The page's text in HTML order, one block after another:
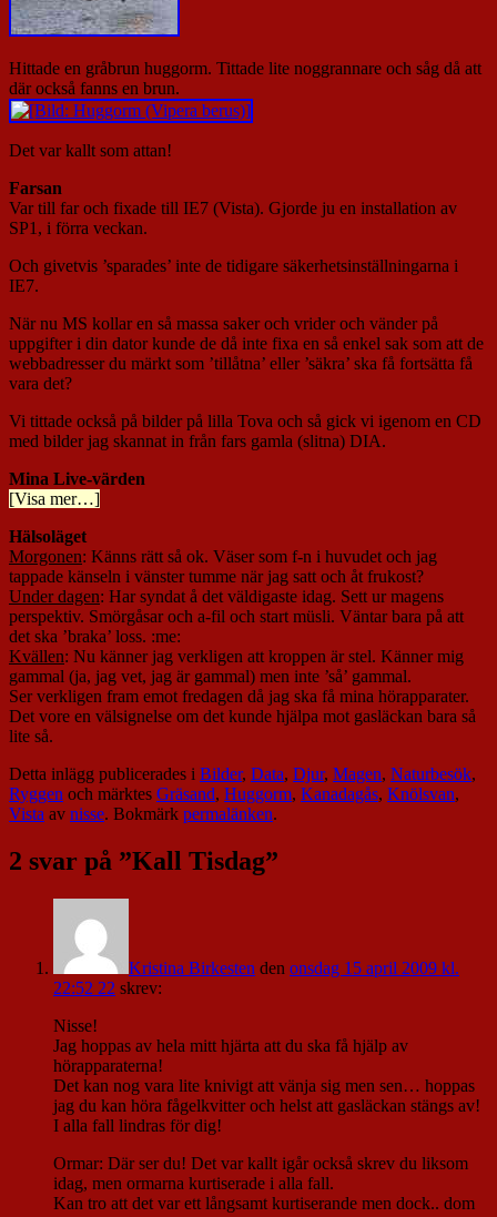
Hittade en gråbrun huggorm. Tittade lite noggrannare och såg då att
där också fanns en brun.
Det var kallt som attan!
Farsan
Var till far och fixade till IE7 (Vista). Gjorde ju en installation av
SP1, i förra veckan.
Och givetvis ’sparades’ inte de tidigare säkerhetsinställningarna i
IE7.
När nu MS kollar en så massa saker och vrider och vänder på
uppgifter i din dator kunde de då inte fixa en så enkel sak som att de
webbadresser du märkt som ’tillåtna’ eller ’säkra’ ska få fortsätta få
vara det?
Vi tittade också på bilder på lilla Tova och så gick vi igenom en CD
med bilder jag skannat in från fars gamla (slitna) DIA.
Mina Live-värden
[Visa mer…]
Hälsoläget
Morgonen: Känns rätt så ok. Väser som f-n i huvudet och jag
tappade känseln i vänster tumme när jag satt och åt frukost?
Under dagen: Har syndat å det väldigaste idag. Sett ur magens
perspektiv. Smörgåsar och a-fil och start müsli. Väntar bara på att
det ska ’braka’ loss. :me:
Kvällen: Nu känner jag verkligen att kroppen är stel. Känner mig
gammal (ja, jag vet, jag är gammal) men inte ’så’ gammal.
Ser verkligen fram emot fredagen då jag ska få mina hörapparater.
Det vore en välsignelse om det kunde hjälpa mot gasläckan bara så
lite så.
Detta inlägg publicerades i Bilder, Data, Djur, Magen, Naturbesök,
Ryggen och märktes Gräsand, Huggorm, Kanadagås, Knölsvan,
Vista av nisse. Bokmärk permalänken.
2 svar på ”Kall Tisdag”
Kristina Birkesten den onsdag 15 april 2009 kl.
22:52 22 skrev:
Nisse!
Jag hoppas av hela mitt hjärta att du ska få hjälp av
hörapparaterna!
Det kan nog vara lite knivigt att vänja sig men sen… hoppas
jag du kan höra fågelkvitter och helst att gasläckan stängs av!
I alla fall lindras för dig!
Ormar: Där ser du! Det var kallt igår också skrev du liksom
idag, men ormarna kurtiserade i alla fall.
Kan tro att det var ett långsamt kurtiserande men dock.. dom